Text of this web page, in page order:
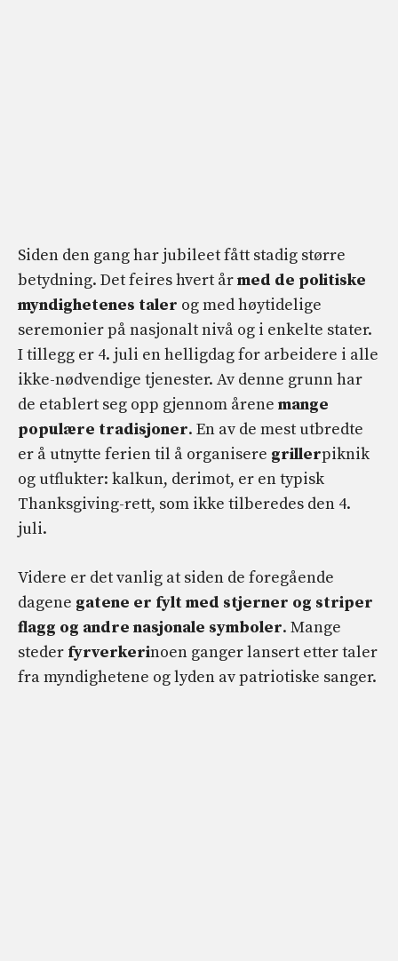
Siden den gang har jubileet fått stadig større
betydning. Det feires hvert årmed de politiske
myndighetenes taler og med høytidelige
seremonier på nasjonalt nivå og i enkelte stater.
I tillegg er 4. juli en helligdag for arbeidere i alle
ikke-nødvendige tjenester. Av denne grunn har
de etablert seg opp gjennom årene mange
populære tradisjoner. En av de mest utbredte
er å utnytte ferien til å organisere grillerpiknik
og utflukter: kalkun, derimot, er en typisk
Thanksgiving-rett, som ikke tilberedes den 4.
juli.
Videre er det vanlig at siden de foregående
dagene gatene er fylt med stjerner og striper
flagg og andre nasjonale symboler. Mange
steder fyrverkerinoen ganger lansert etter taler
fra myndighetene og lyden av patriotiske sanger.